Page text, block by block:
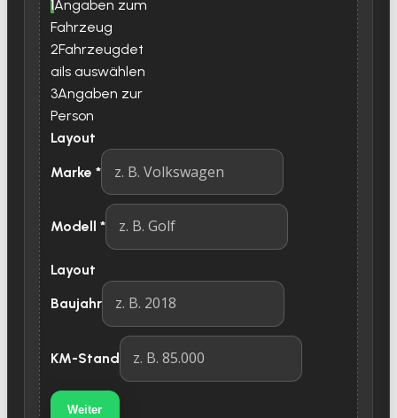
1Angaben zum
Fahrzeug
2Fahrzeugdet
ails auswählen
3Angaben zur
Person
Layout
Marke *
Modell *
Layout
Baujahr
KM-Stand
Weiter